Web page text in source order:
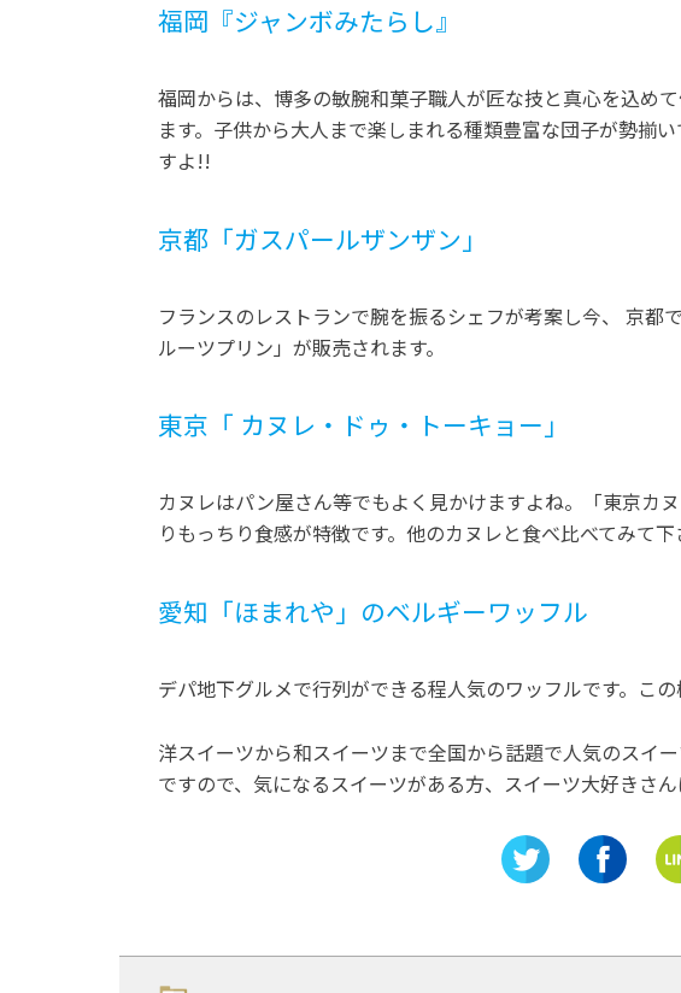
福岡『ジャンボみたらし』
福岡からは、博多の敏腕和菓子職人が匠な技と真心を込め
ます。子供から大人まで楽しまれる種類豊富な団子が勢揃
すよ!!
京都「ガスパールザンザン」
フランスのレストランで腕を振るシェフが考案し今、 京都
ルーツプリン」が販売されます。
東京「 カヌレ・ドゥ・トーキョー」
カヌレはパン屋さん等でもよく見かけますよね。「東京カ
りもっちり食感が特徴です。他のカヌレと食べ比べてみて
愛知「ほまれや」のベルギーワッフル
デパ地下グルメで行列ができる程人気のワッフルです。こ
洋スイーツから和スイーツまで全国から話題で人気のスイ
ですので、気になるスイーツがある方、スイーツ大好きさ